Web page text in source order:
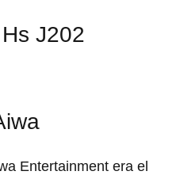
J202
Entertainment era el